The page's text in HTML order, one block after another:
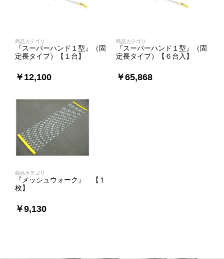
商品カテゴリ
『スーパーハンド１型』（固
定長タイプ）【１台】
￥12,100
商品カテゴリ
『スーパーハンド１型』（固
定長タイプ）【６台入】
￥65,868
商品カテゴリ
『メッシュウォーク』 【１
枚】
￥9,130